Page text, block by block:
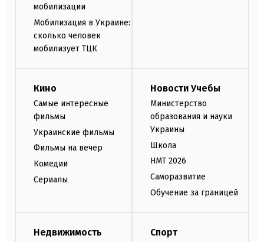
мобилизации
Мобилизация в Украине:
сколько человек
мобилизует ТЦК
Кино
Самые интересные
фильмы
Украинские фильмы
Фильмы на вечер
Комедии
Сериалы
Новости Учебы
Министерство
образования и науки
Украины
Школа
НМТ 2026
Саморазвитие
Обучение за границей
Недвижимость Спорт